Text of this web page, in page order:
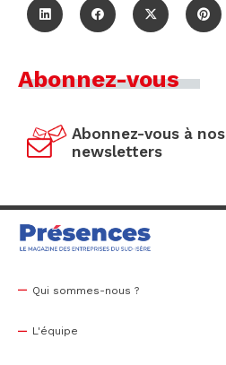
Abonnez-vous
Abonnez-vous à nos
newsletters
Qui sommes-nous ?
L'équipe